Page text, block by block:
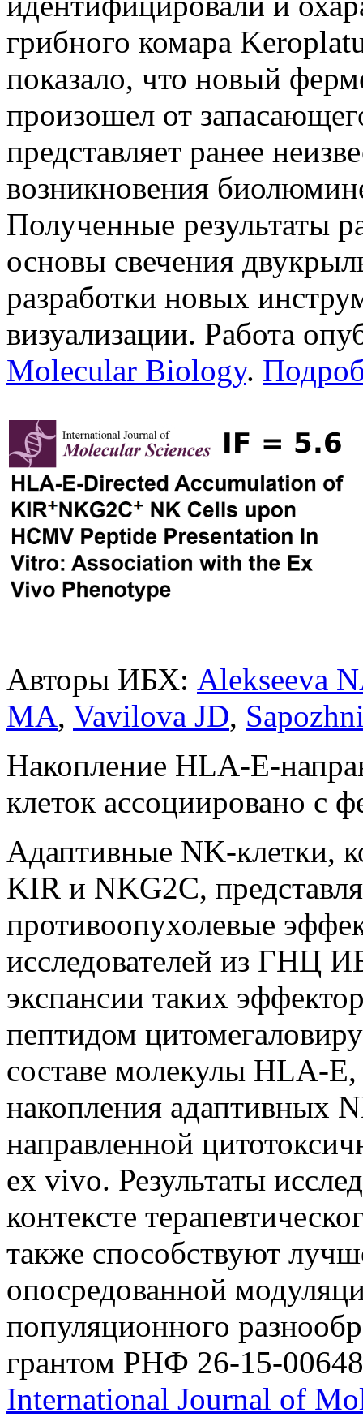
грибного комара
показало, что новый
произошел от
представляет ранее
возникновения
Полученные результаты
основы свечения
разработки новых
визуализации. Работа
Molecular Biology.
Авторы ИБХ: Alekseeva
MA, Vavilova JD,
Накопление HLA-E-
клеток ассоциировано с
Адаптивные NK-клетки,
KIR и NKG2C,
противоопухолевые
исследователей из ГНЦ
экспансии таких
пептидом
составе молекулы HLA-
накопления адаптивных
направленной
ex vivo. Результаты
контексте
также способствуют
опосредованной
популяционного
грантом РНФ 26-15-
International Journal of